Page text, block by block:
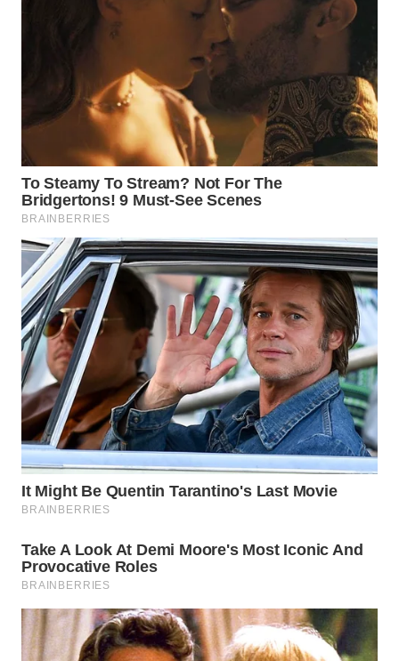
NUSANTARA
JOGJA
WN
BALI
WN
KALBAR
WN
KALTENG
WN
KALTARA
WN
KALSEL
WN
KALTIM
WN
SULSEL